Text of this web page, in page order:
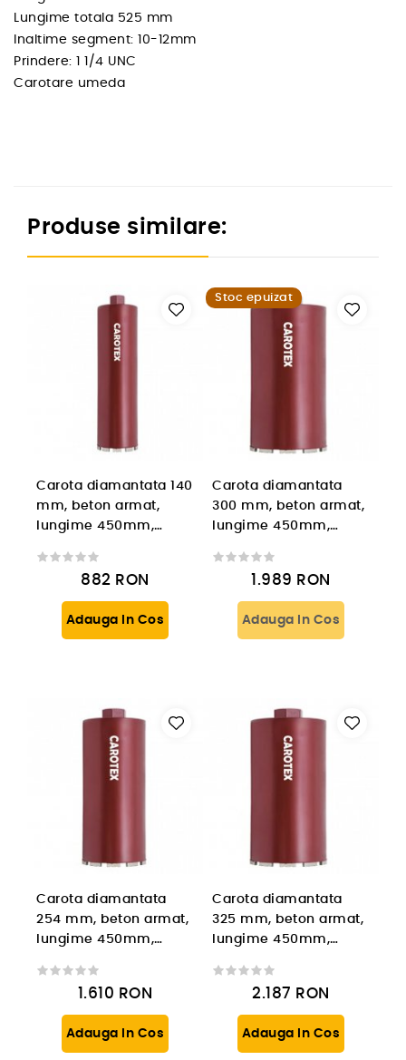
Lungime totala 525 mm
Inaltime segment: 10-12mm
Prindere: 1 1/4 UNC
Carotare umeda
Produse similare:
Carota diamantata 140
mm, beton armat,
lungime 450mm,
882 RON
Adauga In Cos
Stoc epuizat
Carota diamantata
300 mm, beton armat,
lungime 450mm,
1.989 RON
Adauga In Cos
Carota diamantata
254 mm, beton armat,
lungime 450mm,
1.610 RON
Adauga In Cos
Carota diamantata
325 mm, beton armat,
lungime 450mm,
2.187 RON
Adauga In Cos